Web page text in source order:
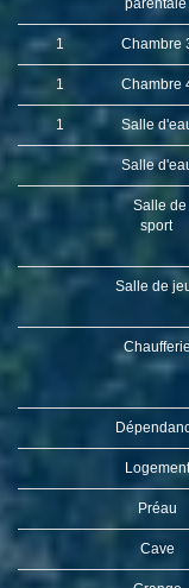
parentale
1 Chambre
1 Chambre
1 Salle
Salle
Salle de
sport
Salle de
Chaufferie
Préau
Cave